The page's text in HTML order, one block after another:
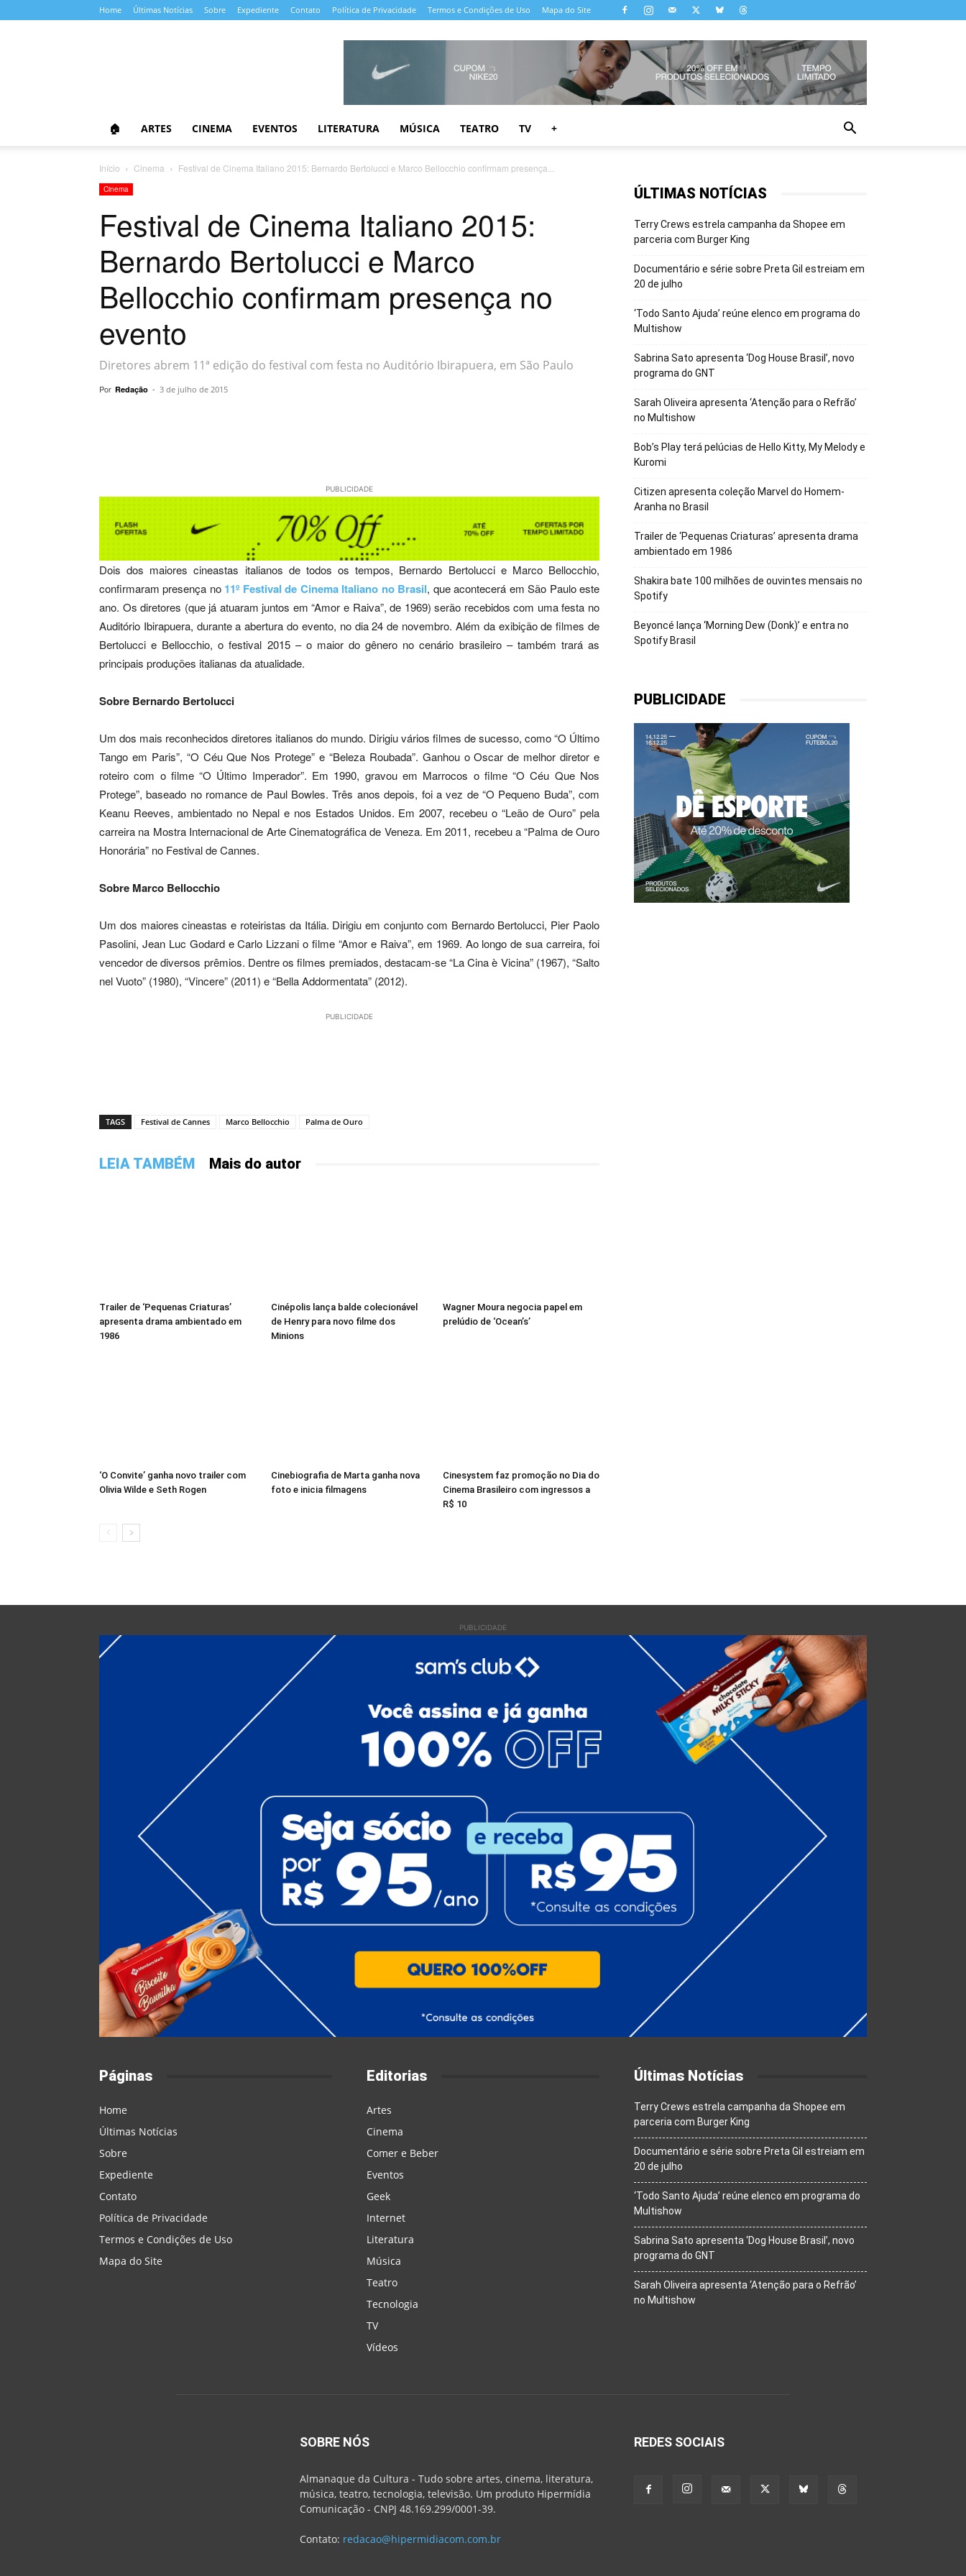
Home Últimas Notícias Sobre Expediente Contato Política de Privacidade Termos e Condições de Uso Mapa do Site
🏠 ARTES CINEMA EVENTOS LITERATURA MÚSICA TEATRO TV +
Início Cinema Festival de Cinema Italiano 2015: Bernardo Bertolucci e Marco Bellocchio confirmam presença...
Cinema
Festival de Cinema Italiano 2015:
Bernardo Bertolucci e Marco
Bellocchio confirmam presença no
evento
Diretores abrem 11ª edição do festival com festa no Auditório Ibirapuera, em São Paulo
Por Redação - 3 de julho de 2015
PUBLICIDADE
Dois dos maiores cineastas italianos de todos os tempos, Bernardo Bertolucci e Marco Bellocchio,
confirmaram presença no 11º Festival de Cinema Italiano no Brasil, que acontecerá em São Paulo este
ano. Os diretores (que já atuaram juntos em “Amor e Raiva”, de 1969) serão recebidos com uma festa no
Auditório Ibirapuera, durante a abertura do evento, no dia 24 de novembro. Além da exibição de filmes de
Bertolucci e Bellocchio, o festival 2015 – o maior do gênero no cenário brasileiro – também trará as
principais produções italianas da atualidade.
Sobre Bernardo Bertolucci
Um dos mais reconhecidos diretores italianos do mundo. Dirigiu vários filmes de sucesso, como “O Último
Tango em Paris”, “O Céu Que Nos Protege” e “Beleza Roubada”. Ganhou o Oscar de melhor diretor e
roteiro com o filme “O Último Imperador”. Em 1990, gravou em Marrocos o filme “O Céu Que Nos
Protege”, baseado no romance de Paul Bowles. Três anos depois, foi a vez de “O Pequeno Buda”, com
Keanu Reeves, ambientado no Nepal e nos Estados Unidos. Em 2007, recebeu o “Leão de Ouro” pela
carreira na Mostra Internacional de Arte Cinematográfica de Veneza. Em 2011, recebeu a “Palma de Ouro
Honorária” no Festival de Cannes.
Sobre Marco Bellocchio
Um dos maiores cineastas e roteiristas da Itália. Dirigiu em conjunto com Bernardo Bertolucci, Pier Paolo
Pasolini, Jean Luc Godard e Carlo Lizzani o filme “Amor e Raiva”, em 1969. Ao longo de sua carreira, foi
vencedor de diversos prêmios. Dentre os filmes premiados, destacam-se “La Cina è Vicina” (1967), “Salto
nel Vuoto” (1980), “Vincere” (2011) e “Bella Addormentata” (2012).
PUBLICIDADE
TAGS Festival de Cannes Marco Bellocchio Palma de Ouro
LEIA TAMBÉM Mais do autor
Trailer de ‘Pequenas Criaturas’
apresenta drama ambientado em
1986
Cinépolis lança balde colecionável
de Henry para novo filme dos
Minions
Wagner Moura negocia papel em
prelúdio de ‘Ocean’s’
‘O Convite’ ganha novo trailer com
Olivia Wilde e Seth Rogen
Cinebiografia de Marta ganha nova
foto e inicia filmagens
Cinesystem faz promoção no Dia do
Cinema Brasileiro com ingressos a
R$ 10
ÚLTIMAS NOTÍCIAS
Terry Crews estrela campanha da Shopee em
parceria com Burger King
Documentário e série sobre Preta Gil estreiam em
20 de julho
‘Todo Santo Ajuda’ reúne elenco em programa do
Multishow
Sabrina Sato apresenta ‘Dog House Brasil’, novo
programa do GNT
Sarah Oliveira apresenta ‘Atenção para o Refrão’
no Multishow
Bob’s Play terá pelúcias de Hello Kitty, My Melody e
Kuromi
Citizen apresenta coleção Marvel do Homem-
Aranha no Brasil
Trailer de ‘Pequenas Criaturas’ apresenta drama
ambientado em 1986
Shakira bate 100 milhões de ouvintes mensais no
Spotify
Beyoncé lança ‘Morning Dew (Donk)’ e entra no
Spotify Brasil
PUBLICIDADE
PUBLICIDADE
Páginas
Home
Últimas Notícias
Sobre
Expediente
Contato
Política de Privacidade
Termos e Condições de Uso
Mapa do Site
Editorias
Artes
Cinema
Comer e Beber
Eventos
Geek
Internet
Literatura
Música
Teatro
Tecnologia
TV
Vídeos
Últimas Notícias
Terry Crews estrela campanha da Shopee em
parceria com Burger King
Documentário e série sobre Preta Gil estreiam em
20 de julho
‘Todo Santo Ajuda’ reúne elenco em programa do
Multishow
Sabrina Sato apresenta ‘Dog House Brasil’, novo
programa do GNT
Sarah Oliveira apresenta ‘Atenção para o Refrão’
no Multishow
SOBRE NÓS
Almanaque da Cultura - Tudo sobre artes, cinema, literatura,
música, teatro, tecnologia, televisão. Um produto Hipermídia
Comunicação - CNPJ 48.169.299/0001-39.
Contato: redacao@hipermidiacom.com.br
REDES SOCIAIS